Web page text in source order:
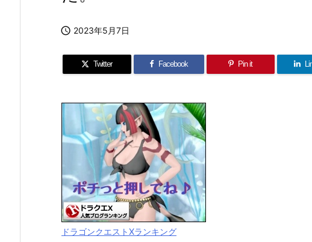
 2023年5月7日
Twitter Facebook Pin it
ドラゴンクエストXランキング